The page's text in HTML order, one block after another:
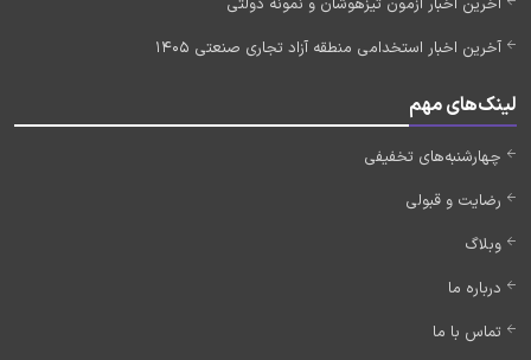
آخرین اخبار استخدامی منطقه آزاد تجاری صنعتی 1405
لینک‌های مهم
چهارشنبه‌های تخفیفی
رضایت و قبولی
وبلاگ
درباره ما
تماس با ما